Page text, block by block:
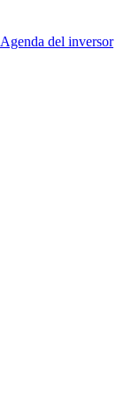
Agenda del inversor